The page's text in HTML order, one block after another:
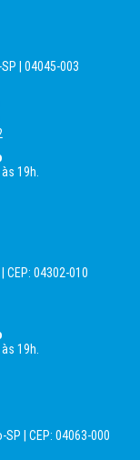
| 04045-003
19h.
CEP: 04302-010
19h.
SP | CEP: 04063-000